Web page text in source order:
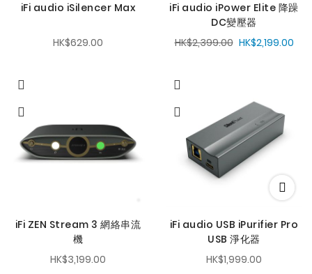
iFi audio iSilencer Max
HK$629.00
iFi audio iPower Elite 降躁
DC變壓器
HK$2,199.00
HK$2,399.00
iFi ZEN Stream 3 網絡串流
機
HK$3,199.00
iFi audio USB iPurifier Pro
USB 淨化器
HK$1,999.00